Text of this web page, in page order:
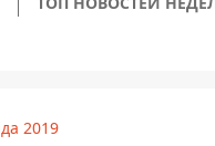
2019